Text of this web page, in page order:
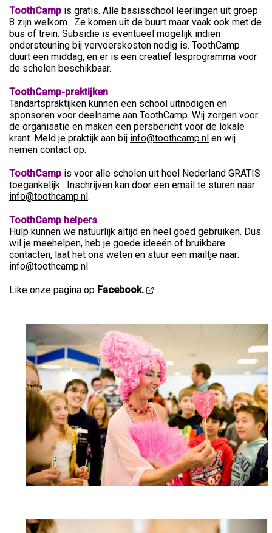
ToothCamp is gratis. Alle basisschool leerlingen uit groep
8 zijn welkom. Ze komen uit de buurt maar vaak ook met de
bus of trein. Subsidie is eventueel mogelijk indien
ondersteuning bij vervoerskosten nodig is. ToothCamp
duurt een middag, en er is een creatief lesprogramma voor
de scholen beschikbaar.
ToothCamp-praktijken
Tandartspraktijken kunnen een school uitnodigen en
sponsoren voor deelname aan ToothCamp. Wij zorgen voor
de organisatie en maken een persbericht voor de lokale
krant. Meld je praktijk aan bij info@toothcamp.nl en wij
nemen contact op.
ToothCamp is voor alle scholen uit heel Nederland GRATIS
toegankelijk. Inschrijven kan door een email te sturen naar
info@toothcamp.nl.
ToothCamp helpers
Hulp kunnen we natuurlijk altijd en heel goed gebruiken. Dus
wil je meehelpen, heb je goede ideeën of bruikbare
contacten, laat het ons weten en stuur een mailtje naar:
info@toothcamp.nl
Like onze pagina op Facebook.